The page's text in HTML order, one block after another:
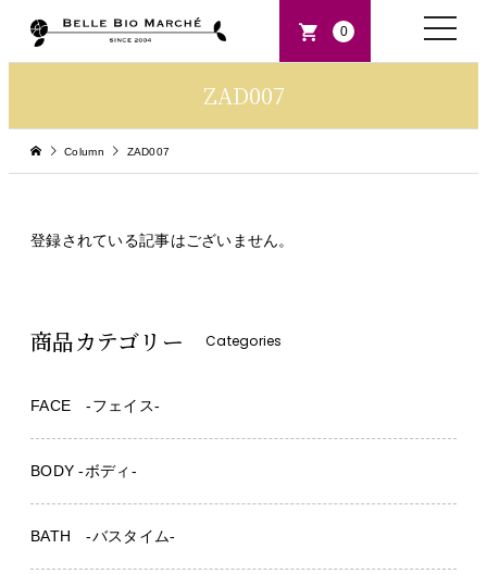
0
toggle
ZAD007
Column ZAD007
登録されている記事はございません。
商品カテゴリー Categories
FACE -フェイス-
BODY -ボディ-
BATH -バスタイム-